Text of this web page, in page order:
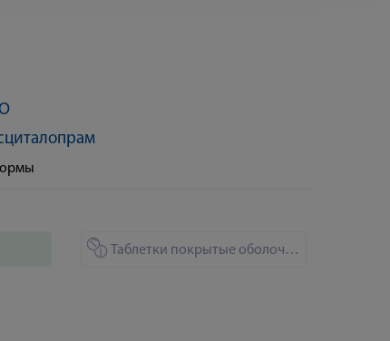
Таблетки покрытые оболочкой